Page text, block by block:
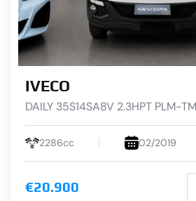
IVECO
DAILY 35S14SA8V 2.3HPT PLM-
2286cc 02/2019
€20.900